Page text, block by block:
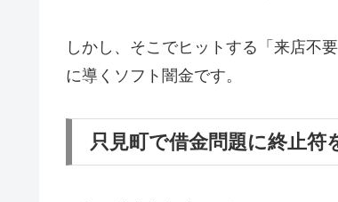
しかし、そこでヒットする「来店不
に導くソフト闇金です。
只見町で借金問題に終止符